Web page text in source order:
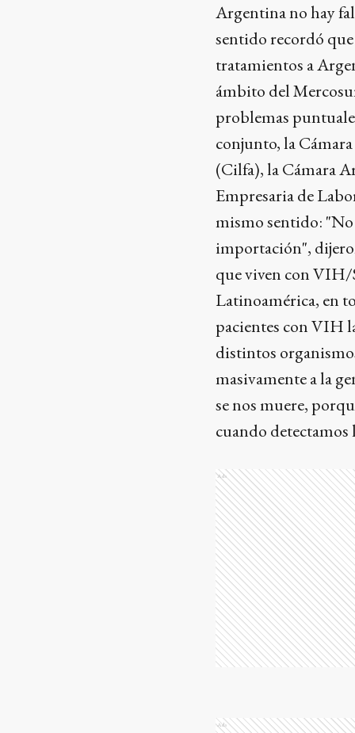
Argentina no hay
sentido recordó
tratamientos a
ámbito del
problemas
conjunto, la
(Cilfa), la Cámara
Empresaria de
mismo sentido: "No
importación",
que viven con VIH/
Latinoamérica, en
pacientes con VIH
distintos
masivamente a la
se nos muere,
cuando detectamos
Ads
Ads